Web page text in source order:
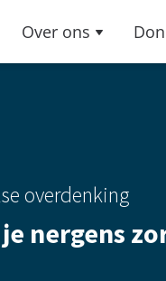
Over ons
overdenking
nergens